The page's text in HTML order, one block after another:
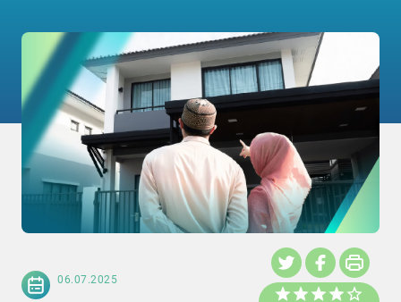
06.07.2025